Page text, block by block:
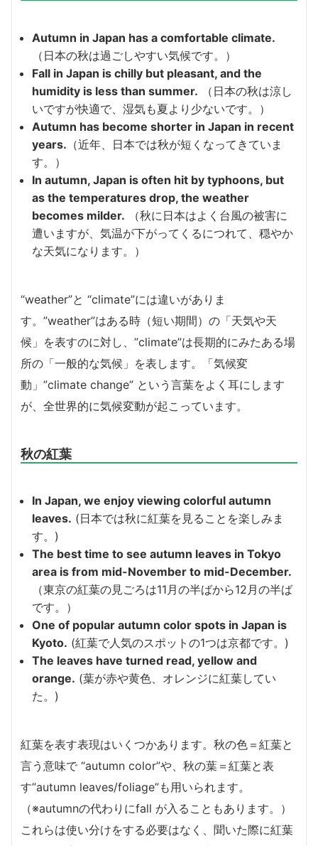
Autumn in Japan has a comfortable climate.
（日本の秋は過ごしやすい気候です。）
Fall in Japan is chilly but pleasant, and the
humidity is less than summer. （日本の秋は涼し
いですが快適で、湿気も夏より少ないです。）
Autumn has become shorter in Japan in recent
years. （近年、日本では秋が短くなってきていま
す。）
In autumn, Japan is often hit by typhoons, but
as the temperatures drop, the weather
becomes milder. （秋に日本はよく台風の被害に
遭いますが、気温が下がってくるにつれて、穏やか
な天気になります。）
“weather”と “climate”には違いがありま
す。”weather”はある時（短い期間）の「天気や天
候」を表すのに対し、”climate”は長期的にみたある場
所の「一般的な気候」を表します。「気候変
動」”climate change” という言葉をよく耳にします
が、全世界的に気候変動が起こっています。
秋の紅葉
In Japan, we enjoy viewing colorful autumn
leaves. (日本では秋に紅葉を見ることを楽しみま
す。)
The best time to see autumn leaves in Tokyo
area is from mid-November to mid-December.
（東京の紅葉の見ごろは11月の半ばから12月の半ば
です。）
One of popular autumn color spots in Japan is
Kyoto. (紅葉で人気のスポットの1つは京都です。)
The leaves have turned read, yellow and
orange. (葉が赤や黄色、オレンジに紅葉してい
た。)
紅葉を表す表現はいくつかあります。秋の色＝紅葉と
言う意味で “autumn color”や、秋の葉＝紅葉と表
す”autumn leaves/foliage”も用いられます。
（※autumnの代わりにfall が入ることもあります。）
これらは使い分けをする必要はなく、聞いた際に紅葉